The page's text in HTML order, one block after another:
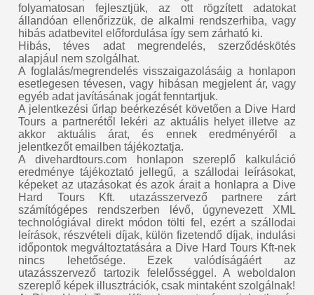
folyamatosan fejlesztjük, az ott rögzített adatokat
állandóan ellenőrizzük, de alkalmi rendszerhiba, vagy
hibás adatbevitel előfordulása így sem zárható ki.
Hibás, téves adat megrendelés, szerződéskötés
alapjául nem szolgálhat.
A foglalás/megrendelés visszaigazolásáig a honlapon
esetlegesen tévesen, vagy hibásan megjelent ár, vagy
egyéb adat javításának jogát fenntartjuk.
A jelentkezési űrlap beérkezését követően a Dive Hard
Tours a partnerétől lekéri az aktuális helyet illetve az
akkor aktuális árat, és ennek eredményéről a
jelentkezőt emailben tájékoztatja.
A divehardtours.com honlapon szereplő kalkuláció
eredménye tájékoztató jellegű, a szállodai leírásokat,
képeket az utazásokat és azok árait a honlapra a Dive
Hard Tours Kft. utazásszervező partnere zárt
számítógépes rendszerben lévő, úgynevezett XML
technológiával direkt módon tölti fel, ezért a szállodai
leírások, részvételi díjak, külön fizetendő díjak, indulási
időpontok megváltoztatására a Dive Hard Tours Kft-nek
nincs lehetősége. Ezek valódíságáért az
utazásszervező tartozik felelősséggel. A weboldalon
szereplő képek illusztrációk, csak mintaként szolgálnak!